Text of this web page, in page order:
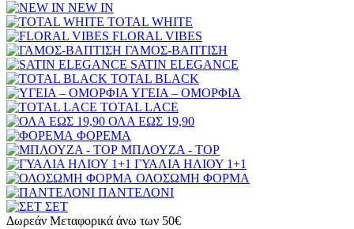
NEW IN
TOTAL WHITE
FLORAL VIBES
ΓΑΜΟΣ-ΒΑΠΤΙΣΗ
SATIN ELEGANCE
TOTAL BLACK
ΥΓΕΙΑ – ΟΜΟΡΦΙΑ
TOTAL LACE
ΟΛΑ ΕΩΣ 19,90
ΦΟΡΕΜΑ
ΜΠΛΟΥΖΑ - TOP
ΓΥΑΛΙΑ ΗΛΙΟΥ 1+1
ΟΛΟΣΩΜΗ ΦΟΡΜΑ
ΠΑΝΤΕΛΟΝΙ
ΣΕΤ
Δωρεάν Μεταφορικά άνω των 50€